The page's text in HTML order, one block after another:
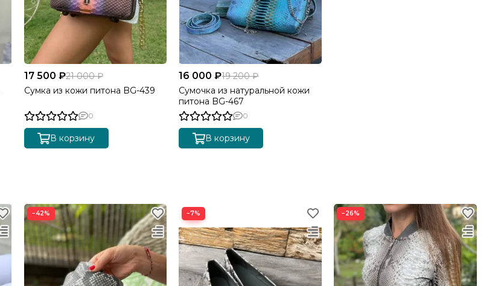
17 500 ₽21 000 ₽
Сумка из кожи питона BG-439
0
В корзину
16 000 ₽19 200 ₽
Сумочка из натуральной кожи
питона BG-467
0
В корзину
−42% −7% −26%